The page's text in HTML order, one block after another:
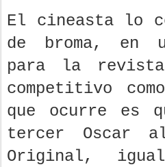
El cineasta lo
de broma, en
para la
competitivo
que ocurre es
tercer Oscar
Original,